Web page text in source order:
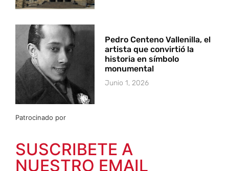
Pedro Centeno Vallenilla, el
artista que convirtió la
historia en símbolo
monumental
Junio 1, 2026
Patrocinado por
SUSCRIBETE A
NUESTRO EMAIL